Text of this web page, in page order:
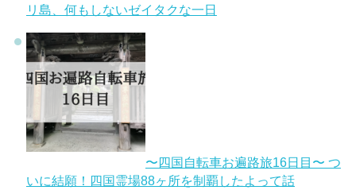
リ島、何もしないゼイタクな一日
〜四国自転車お遍路旅16日目〜 つ
いに結願！四国霊場88ヶ所を制覇したよって話